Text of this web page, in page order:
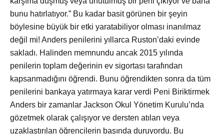
bunu hatırlatıyor.” Bu kadar basit görünen bir şeyin
böylesine büyük bir etki yaratabiliyor olması inanılmaz
değil mi! Anders penilerini yıllarca Ruston’daki evinde
sakladı. Halinden memnundu ancak 2015 yılında
penilerin toplam değerinin ev sigortası tarafından
kapsanmadığını öğrendi. Bunu öğrendikten sonra da tüm
penilerini bankaya yatırmaya karar verdi Peni Biriktirmek
Anders bir zamanlar Jackson Okul Yönetim Kurulu’nda
gözetmek olarak çalışıyor ve dersten atılan veya
uzaklaştırılan öğrencilerin başında duruyordu. Bu